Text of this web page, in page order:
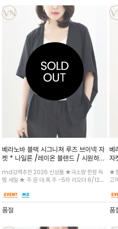
베라노바 블랙 시그니쳐 루즈 브이넥 자
켓 * 나일론 /레이온 블랜드 / 시원하고
인/ 여유로운 핏과 유연한 실루엣의 브
이넥 자켓 세련되면서도 럭셔리한 데일
리 분위기
md강력추천 2026 신상품 ★극소량 한정 득
템 세일 ★ 주.문.대.폭.주 -5차 리오더 6/12일
여유 있는 핏이 자연스럽게 체형을 커버/오버로
떨어지면서 바디에 멋스럽게 연출 사이드 포켓과
엉덩이를 살짝 덮는
품절
베
자
주
★
고
보
스
품